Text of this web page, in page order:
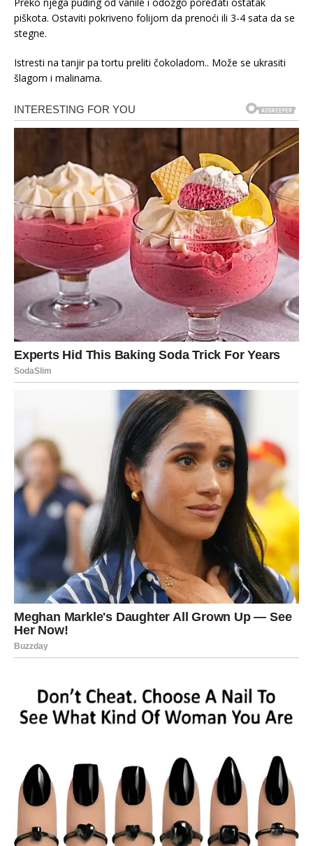
Preko njega puding od vanile i odozgo poređati ostatak
piškota. Ostaviti pokriveno folijom da prenoći ili 3-4 sata da se
stegne.
Istresti na tanjir pa tortu preliti čokoladom.. Može se ukrasiti
šlagom i malinama.